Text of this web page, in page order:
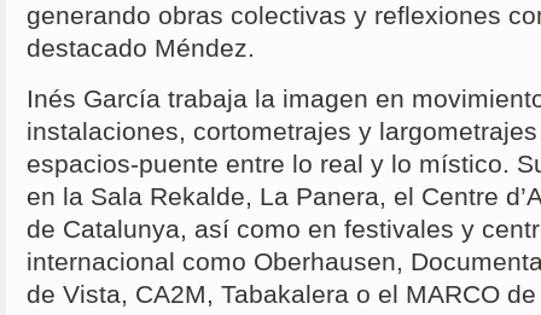
generando obras colectivas y reflexiones
destacado Méndez.
Inés García trabaja la imagen en
instalaciones, cortometrajes y
espacios-puente entre lo real y lo místico.
en la Sala Rekalde, La Panera, el Centre
de Catalunya, así como en festivales y
internacional como Oberhausen,
de Vista, CA2M, Tabakalera o el MARCO